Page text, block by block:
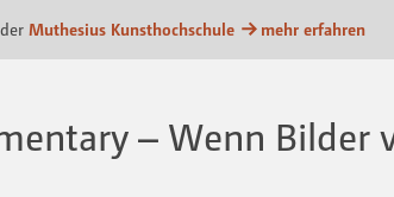
Muthesius Kunsthochschule mehr erfahren
– Wenn Bilder